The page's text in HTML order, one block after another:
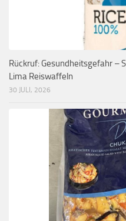
Rückruf: Gesundheitsgefahr –
Lima Reiswaffeln
30 JULI, 2026